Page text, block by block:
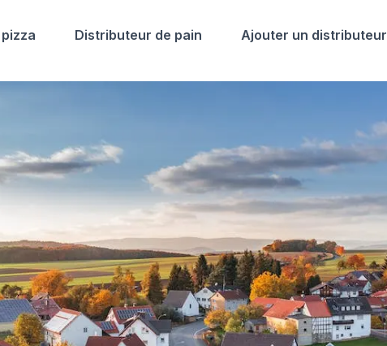
Distributeur de pain Ajouter un distributeur